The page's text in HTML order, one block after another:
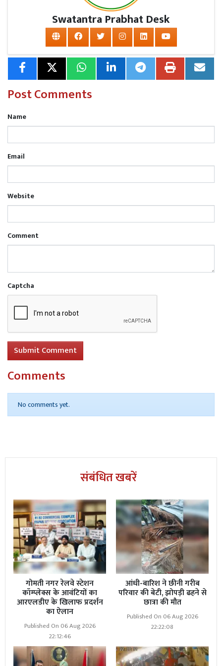
Swatantra Prabhat Desk
Post Comments
Name
Email
Website
Comment
Captcha
Submit Comment
Comments
No comments yet.
संबंधित खबरें
गोमती नगर रेलवे स्टेशन
कॉम्प्लेक्स के आवंटियों का
आरएलडीए के खिलाफ प्रदर्शन
का ऐलान
Published On 06 Aug 2026
22:12:46
आंधी-बारिश ने छीनी गरीब
परिवार की बेटी, झोपड़ी ढहने से
छात्रा की मौत
Published On 06 Aug 2026
22:22:08